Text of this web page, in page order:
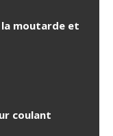
moutarde et
coulant